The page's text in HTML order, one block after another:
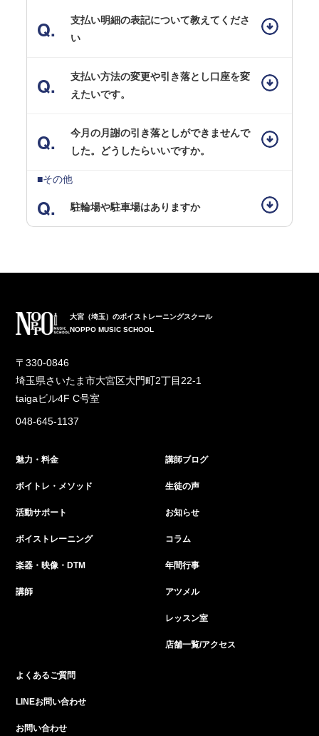
支払い明細の表記について教えてくださ
い
支払い方法の変更や引き落とし口座を変
えたいです。
今月の月謝の引き落としができませんで
した。どうしたらいいですか。
■その他
駐輪場や駐車場はありますか
大宮（埼玉）のボイストレーニングスクール
NOPPO MUSIC SCHOOL
〒330-0846
埼玉県さいたま市大宮区大門町2丁目22-1
taigaビル4F C号室
048-645-1137
魅力・料金
ボイトレ・メソッド
活動サポート
ボイストレーニング
楽器・映像・DTM
講師
講師ブログ
生徒の声
お知らせ
コラム
年間行事
アツメル
レッスン室
店舗一覧/アクセス
よくあるご質問
LINEお問い合わせ
お問い合わせ